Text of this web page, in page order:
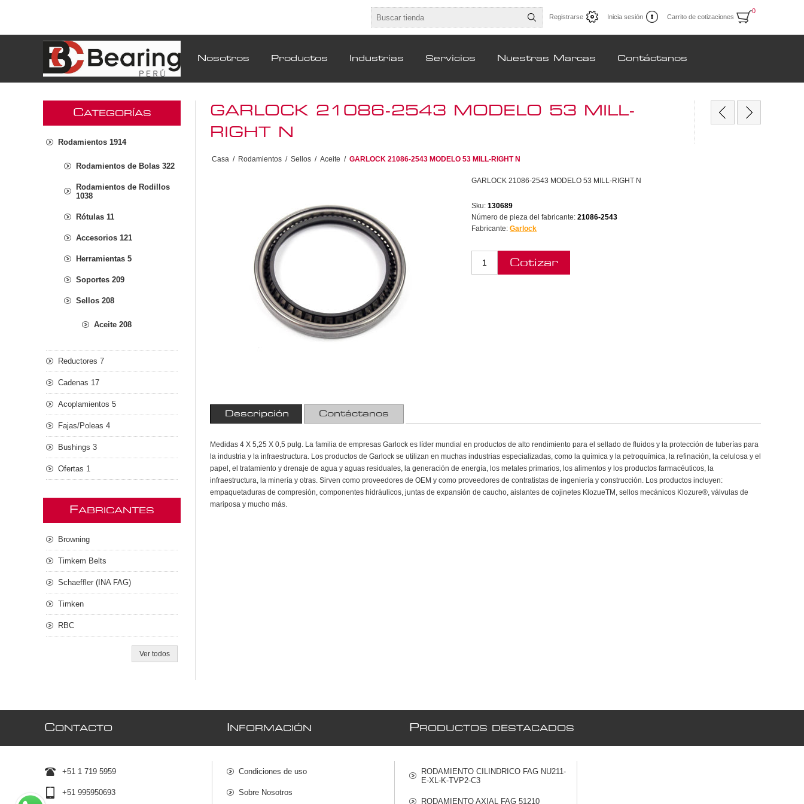
Registrarse Inicia sesión Carrito de cotizaciones
0
Nosotros Productos Industrias Servicios Nuestras Marcas Contáctanos
GARLOCK 21086-2543 MODELO 53 MILL-
RIGHT N
Casa / Rodamientos / Sellos / Aceite / GARLOCK 21086-2543 MODELO 53 MILL-RIGHT N
GARLOCK 21086-2543 MODELO 53 MILL-RIGHT N
Sku: 130689
Número de pieza del fabricante: 21086-2543
Fabricante: Garlock
Descripción Contáctanos
Medidas 4 X 5,25 X 0,5 pulg. La familia de empresas Garlock es líder mundial en productos de alto rendimiento para el sellado de fluidos y la protección de tuberías para
la industria y la infraestructura. Los productos de Garlock se utilizan en muchas industrias especializadas, como la química y la petroquímica, la refinación, la celulosa y el
papel, el tratamiento y drenaje de agua y aguas residuales, la generación de energía, los metales primarios, los alimentos y los productos farmacéuticos, la
infraestructura, la minería y otras. Sirven como proveedores de OEM y como proveedores de contratistas de ingeniería y construcción. Los productos incluyen:
empaquetaduras de compresión, componentes hidráulicos, juntas de expansión de caucho, aislantes de cojinetes KlozueTM, sellos mecánicos Klozure®, válvulas de
mariposa y mucho más.
CATEGORÍAS
Rodamientos 1914
Rodamientos de Bolas 322
Rodamientos de Rodillos
1038
Rótulas 11
Accesorios 121
Herramientas 5
Soportes 209
Sellos 208
Aceite 208
Reductores 7
Cadenas 17
Acoplamientos 5
Fajas/Poleas 4
Bushings 3
Ofertas 1
FABRICANTES
Browning
Timkem Belts
Schaeffler (INA FAG)
Timken
RBC
Ver todos
CONTACTO
+51 1 719 5959
+51 995950693
NFORMACIÓN
Condiciones de uso
Sobre Nosotros
PRODUCTOS DESTACADOS
RODAMIENTO CILINDRICO FAG NU211-
E-XL-K-TVP2-C3
RODAMIENTO AXIAL FAG 51210